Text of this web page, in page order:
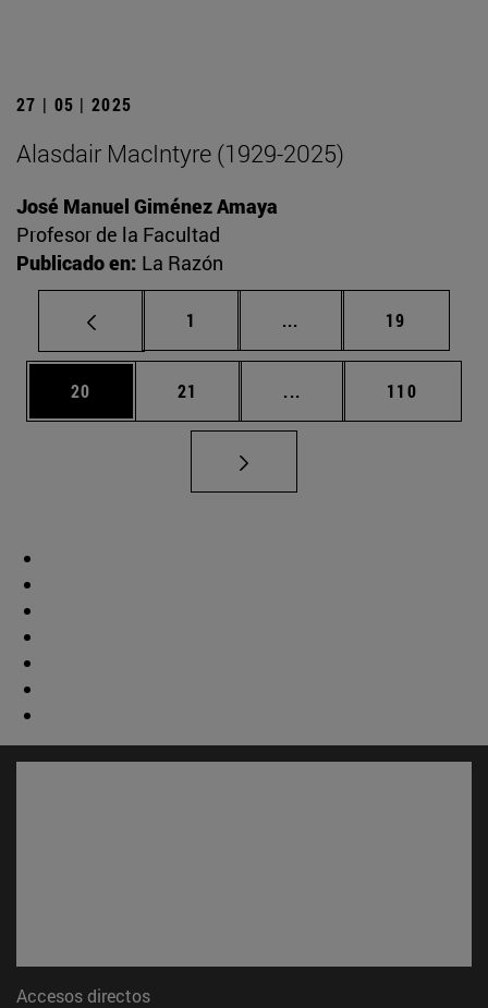
27 | 05 | 2025
Alasdair MacIntyre (1929-2025)
José Manuel Giménez Amaya
Profesor de la Facultad
Publicado en: La Razón
Página
1 ... Páginas intermedias
Página
19
Página
20 Página
21 ... Páginas intermedias
Página
110
Accesos directos